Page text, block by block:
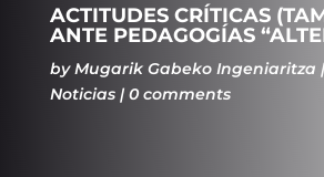
ACTITUDES CRÍTICAS
ANTE PEDAGOGÍAS
byMugarik Gabeko Ingeniaritza
Noticias
0 comments